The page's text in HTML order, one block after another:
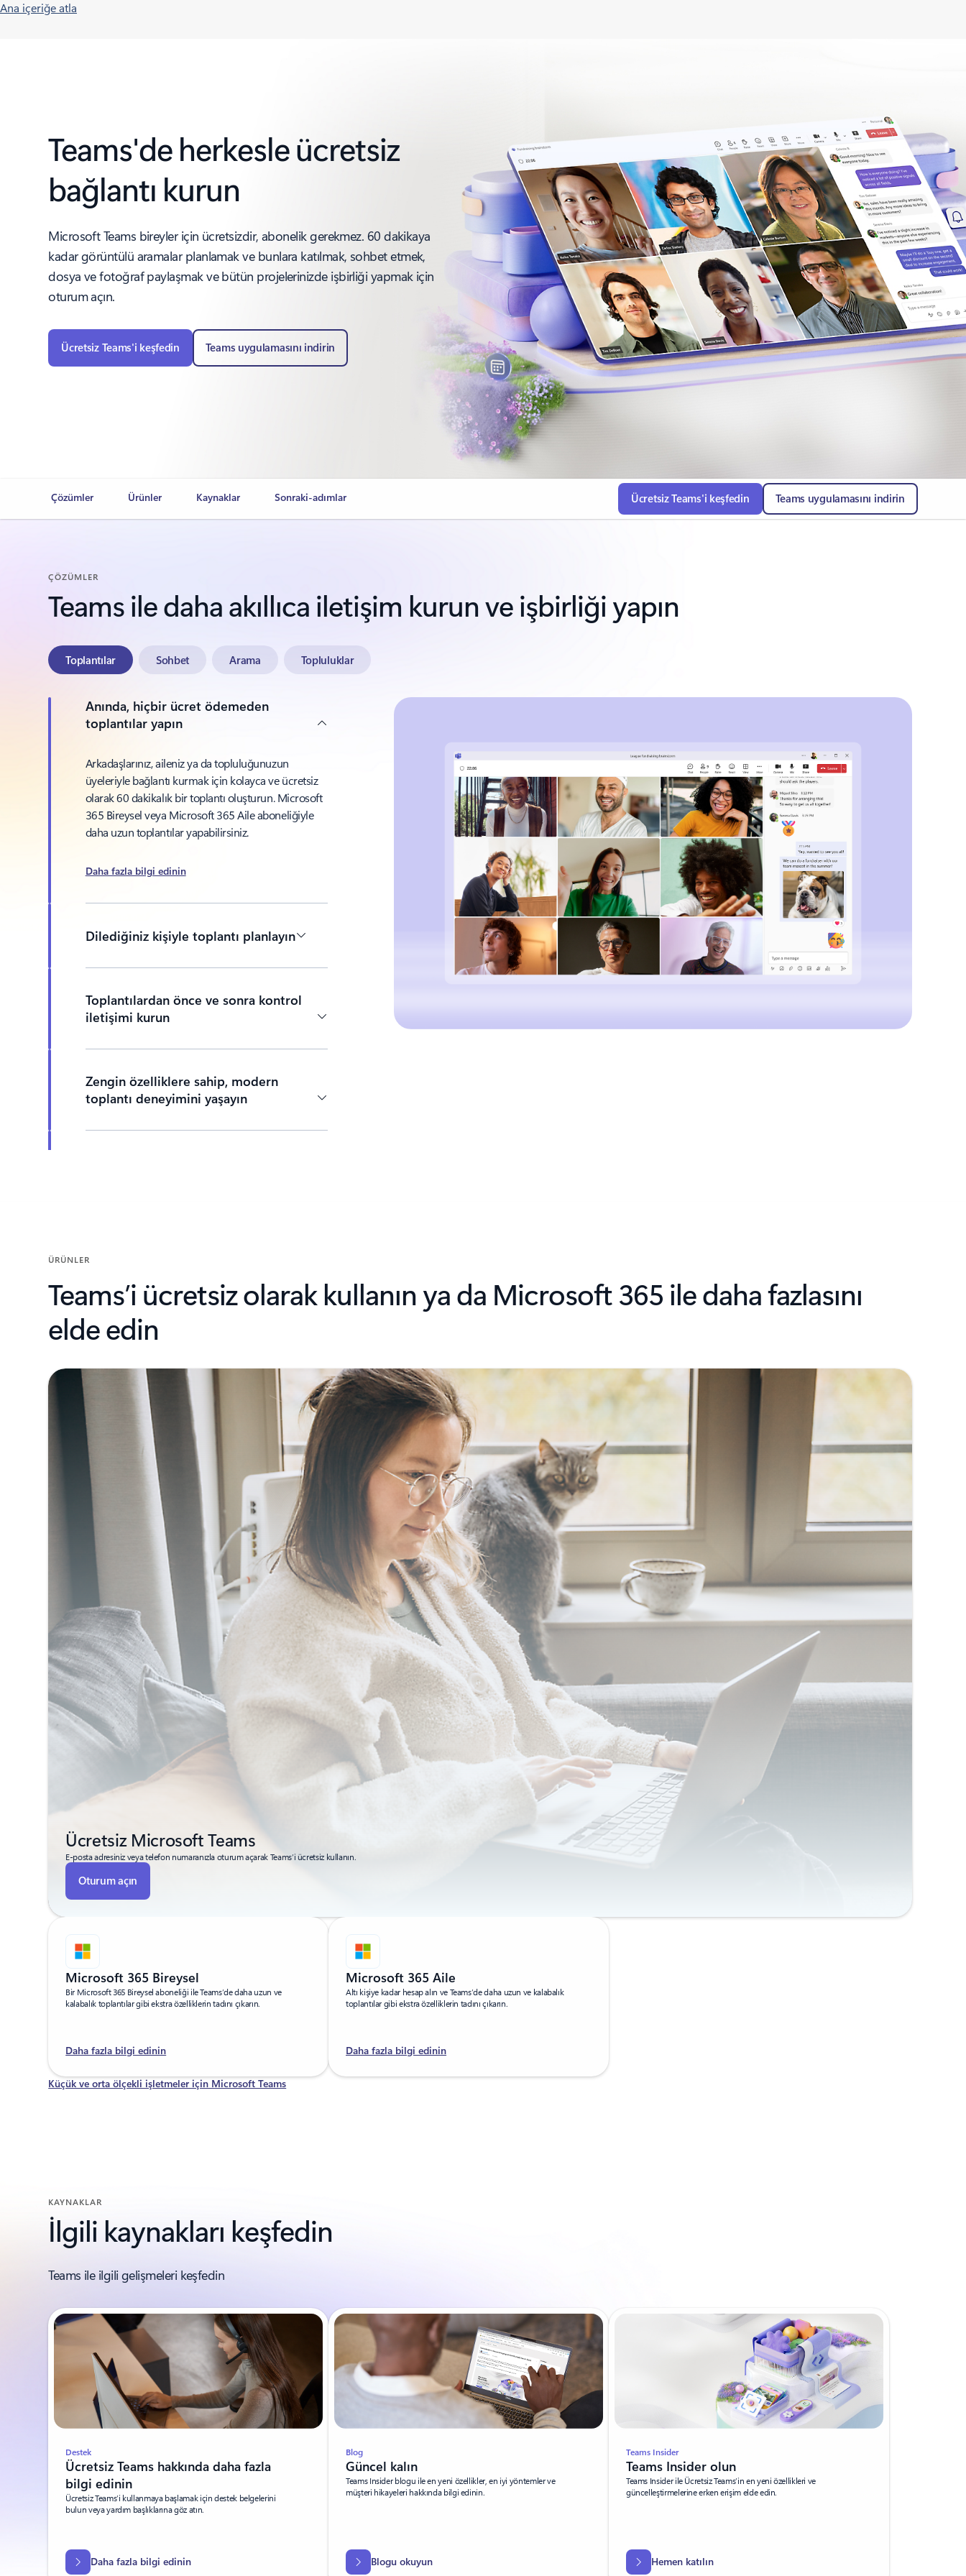
Ana içeriğe atla
Teams'de herkesle ücretsiz
bağlantı kurun
Microsoft Teams bireyler için ücretsizdir, abonelik gerekmez. 60 dakikaya
kadar görüntülü aramalar planlamak ve bunlara katılmak, sohbet etmek,
dosya ve fotoğraf paylaşmak ve bütün projelerinizde işbirliği yapmak için
oturum açın.
Ücretsiz Teams'i keşfedin Teams uygulamasını indirin
Çözümler Ürünler Kaynaklar Sonraki-adımlar Ücretsiz Teams'i keşfedin Teams uygulamasını indirin
ÇÖZÜMLER
Teams ile daha akıllıca iletişim kurun ve işbirliği yapın
Toplantılar Sohbet Arama Topluluklar
Anında, hiçbir ücret ödemeden
toplantılar yapın
Arkadaşlarınız, aileniz ya da topluluğunuzun
üyeleriyle bağlantı kurmak için kolayca ve ücretsiz
olarak 60 dakikalık bir toplantı oluşturun. Microsoft
365 Bireysel veya Microsoft 365 Aile aboneliğiyle
daha uzun toplantılar yapabilirsiniz.
Daha fazla bilgi edinin
Dilediğiniz kişiyle toplantı planlayın
Toplantılardan önce ve sonra kontrol
iletişimi kurun
Zengin özelliklere sahip, modern
toplantı deneyimini yaşayın
ÜRÜNLER
Teams’i ücretsiz olarak kullanın ya da Microsoft 365 ile daha fazlasını
elde edin
Ücretsiz Microsoft Teams
E-posta adresiniz veya telefon numaranızla oturum açarak Teams’i ücretsiz kullanın.
Oturum açın
Microsoft 365 Bireysel
Bir Microsoft 365 Bireysel aboneliği ile Teams’de daha uzun ve
kalabalık toplantılar gibi ekstra özelliklerin tadını çıkarın.
Daha fazla bilgi edinin
Microsoft 365 Aile
Altı kişiye kadar hesap alın ve Teams’de daha uzun ve kalabalık
toplantılar gibi ekstra özelliklerin tadını çıkarın.
Daha fazla bilgi edinin
Küçük ve orta ölçekli işletmeler için Microsoft Teams
KAYNAKLAR
İlgili kaynakları keşfedin
Teams ile ilgili gelişmeleri keşfedin
Destek
Ücretsiz Teams hakkında daha fazla
bilgi edinin
Ücretsiz Teams’i kullanmaya başlamak için destek belgelerini
bulun veya yardım başlıklarına göz atın.
Daha fazla bilgi edinin
Blog
Güncel kalın
Teams Insider blogu ile en yeni özellikler, en iyi yöntemler ve
müşteri hikayeleri hakkında bilgi edinin.
Blogu okuyun
Teams Insider
Teams Insider olun
Teams Insider ile Ücretsiz Teams’in en yeni özellikleri ve
güncelleştirmelerine erken erişim elde edin.
Hemen katılın